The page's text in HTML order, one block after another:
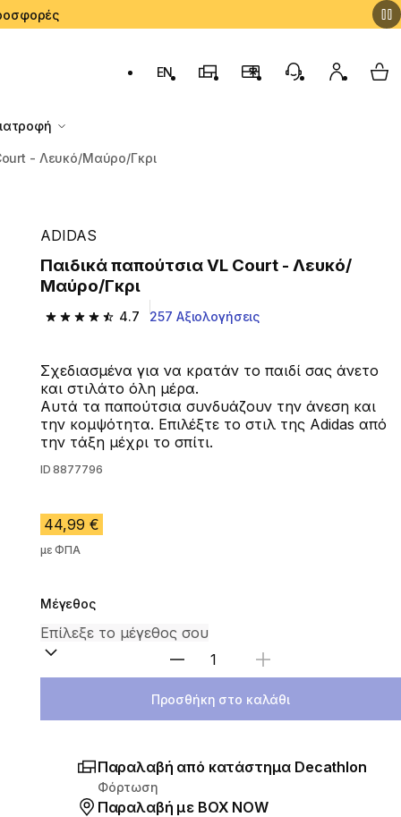
Αλλαγή γλώσσας: English (English)
EN
Καταστήματα Decathlon
ΠρόγραμμαΕξυπηρέτηση
Ο My
- Λευκό/Μαύρο/Γκρι
ADIDAS
Παιδικά παπούτσια VL Court - Λευκό/
Μαύρο/Γκρι
4.7
4.7 out of 5 stars from 257 reviews
257 Αξιολογήσεις
Σχεδιασμένα για να κρατάν το παιδί σας άνετο
και στιλάτο όλη μέρα.
Αυτά τα παπούτσια συνδυάζουν την άνεση και
την κομψότητα. Επιλέξτε το στιλ της Adidas από
την τάξη μέχρι το σπίτι.
ID 8877796
44,99 €
με ΦΠΑ
Μέγεθος
Επιλέξτε ποσότητα
Προσθήκη στο καλάθι
Παραλαβή από κατάστημα Decathlon
Φόρτωση
Παραλαβή με ΒΟΧ ΝΟW